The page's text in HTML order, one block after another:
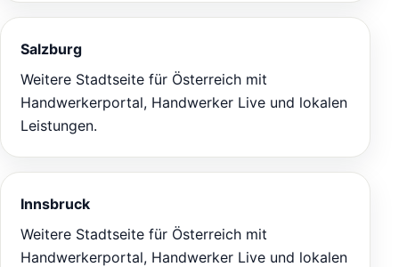
Salzburg
Weitere Stadtseite für Österreich mit
Handwerkerportal, Handwerker Live und lokalen
Leistungen.
Innsbruck
Weitere Stadtseite für Österreich mit
Handwerkerportal, Handwerker Live und lokalen